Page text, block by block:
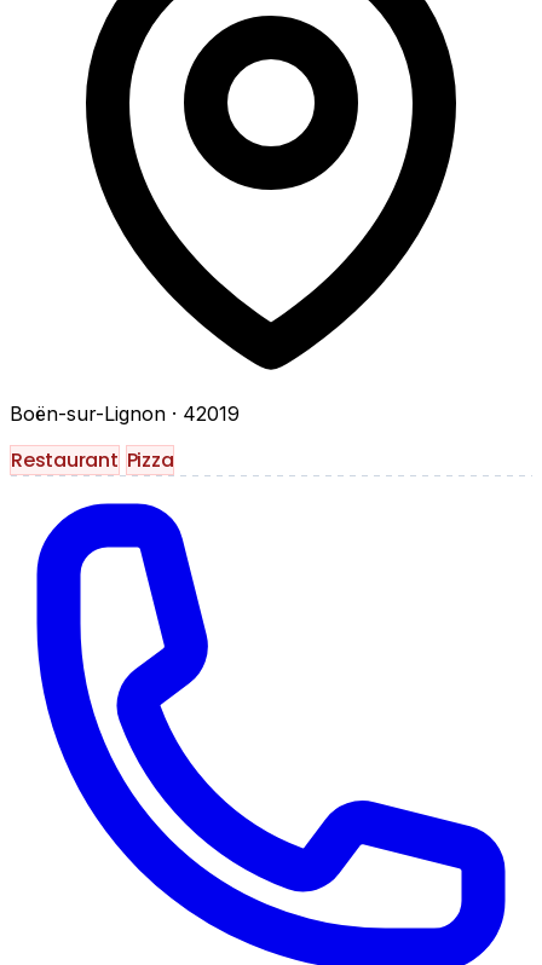
Boën-sur-Lignon · 42019
Restaurant Pizza